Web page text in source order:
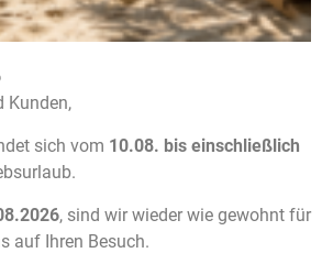
noch relativ jung sind, profitieren
ODER BARKAUF?
spielt eine wichtige Rolle.
Kunden,
sich vom 10.08. bis einschließlich
, sind wir wieder wie gewohnt für
auf Ihren Besuch.